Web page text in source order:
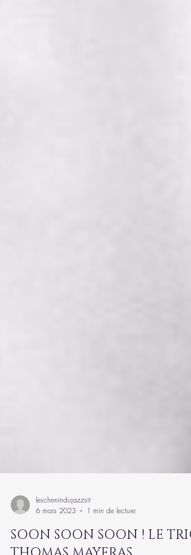
6 mars 2023
1 min de lecture